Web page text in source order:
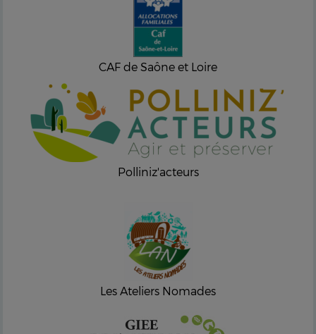
CAF de Saône et Loire
Polliniz'acteurs
Les Ateliers Nomades